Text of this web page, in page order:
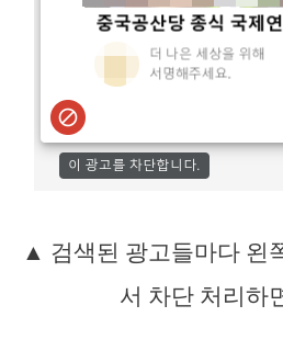
▲ 검색된 광고들마다 왼
서 차단 처리하